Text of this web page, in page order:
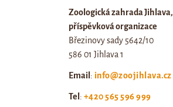
Zoologická zahrada Jihlava,
příspěvková organizace
Březinovy sady 5642/10
586 01 Jihlava 1
Email : info@zoojihlava.cz
Tel : +420 565 596 999